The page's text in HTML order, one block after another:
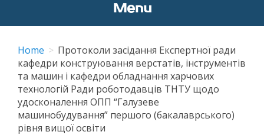
Menu
content
Home
Протоколи засідання Експертної ради
кафедри конструювання верстатів, інструментів
та машин і кафедри обладнання харчових
технологій Ради роботодавців ТНТУ щодо
удосконалення ОПП “Галузеве
машинобудування” першого (бакалаврського)
рівня вищої освіти